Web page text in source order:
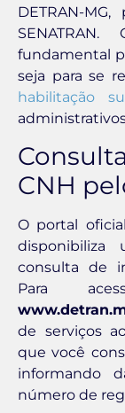
DETRAN-
fundamental
seja para se
habilitação
CNH
O portal
disponibiliza
consulta de
Para
de serviços
que você
informando
número de